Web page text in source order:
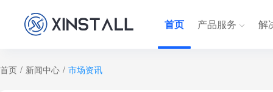
首页 产品服务 解
首页 / 新闻中心 / 市场资讯